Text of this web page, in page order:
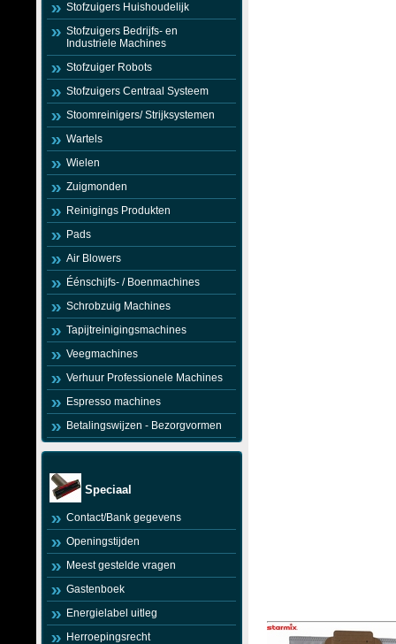
Stofzuigers Huishoudelijk
Stofzuigers Bedrijfs- en
Industriele Machines
Stofzuiger Robots
Stofzuigers Centraal Systeem
Stoomreinigers/ Strijksystemen
Wartels
Wielen
Zuigmonden
Reinigings Produkten
Pads
Air Blowers
Éénschijfs- / Boenmachines
Schrobzuig Machines
Tapijtreinigingsmachines
Veegmachines
Verhuur Professionele Machines
Espresso machines
Betalingswijzen - Bezorgvormen
Speciaal
Contact/Bank gegevens
Openingstijden
Meest gestelde vragen
Gastenboek
Energielabel uitleg
Herroepingsrecht